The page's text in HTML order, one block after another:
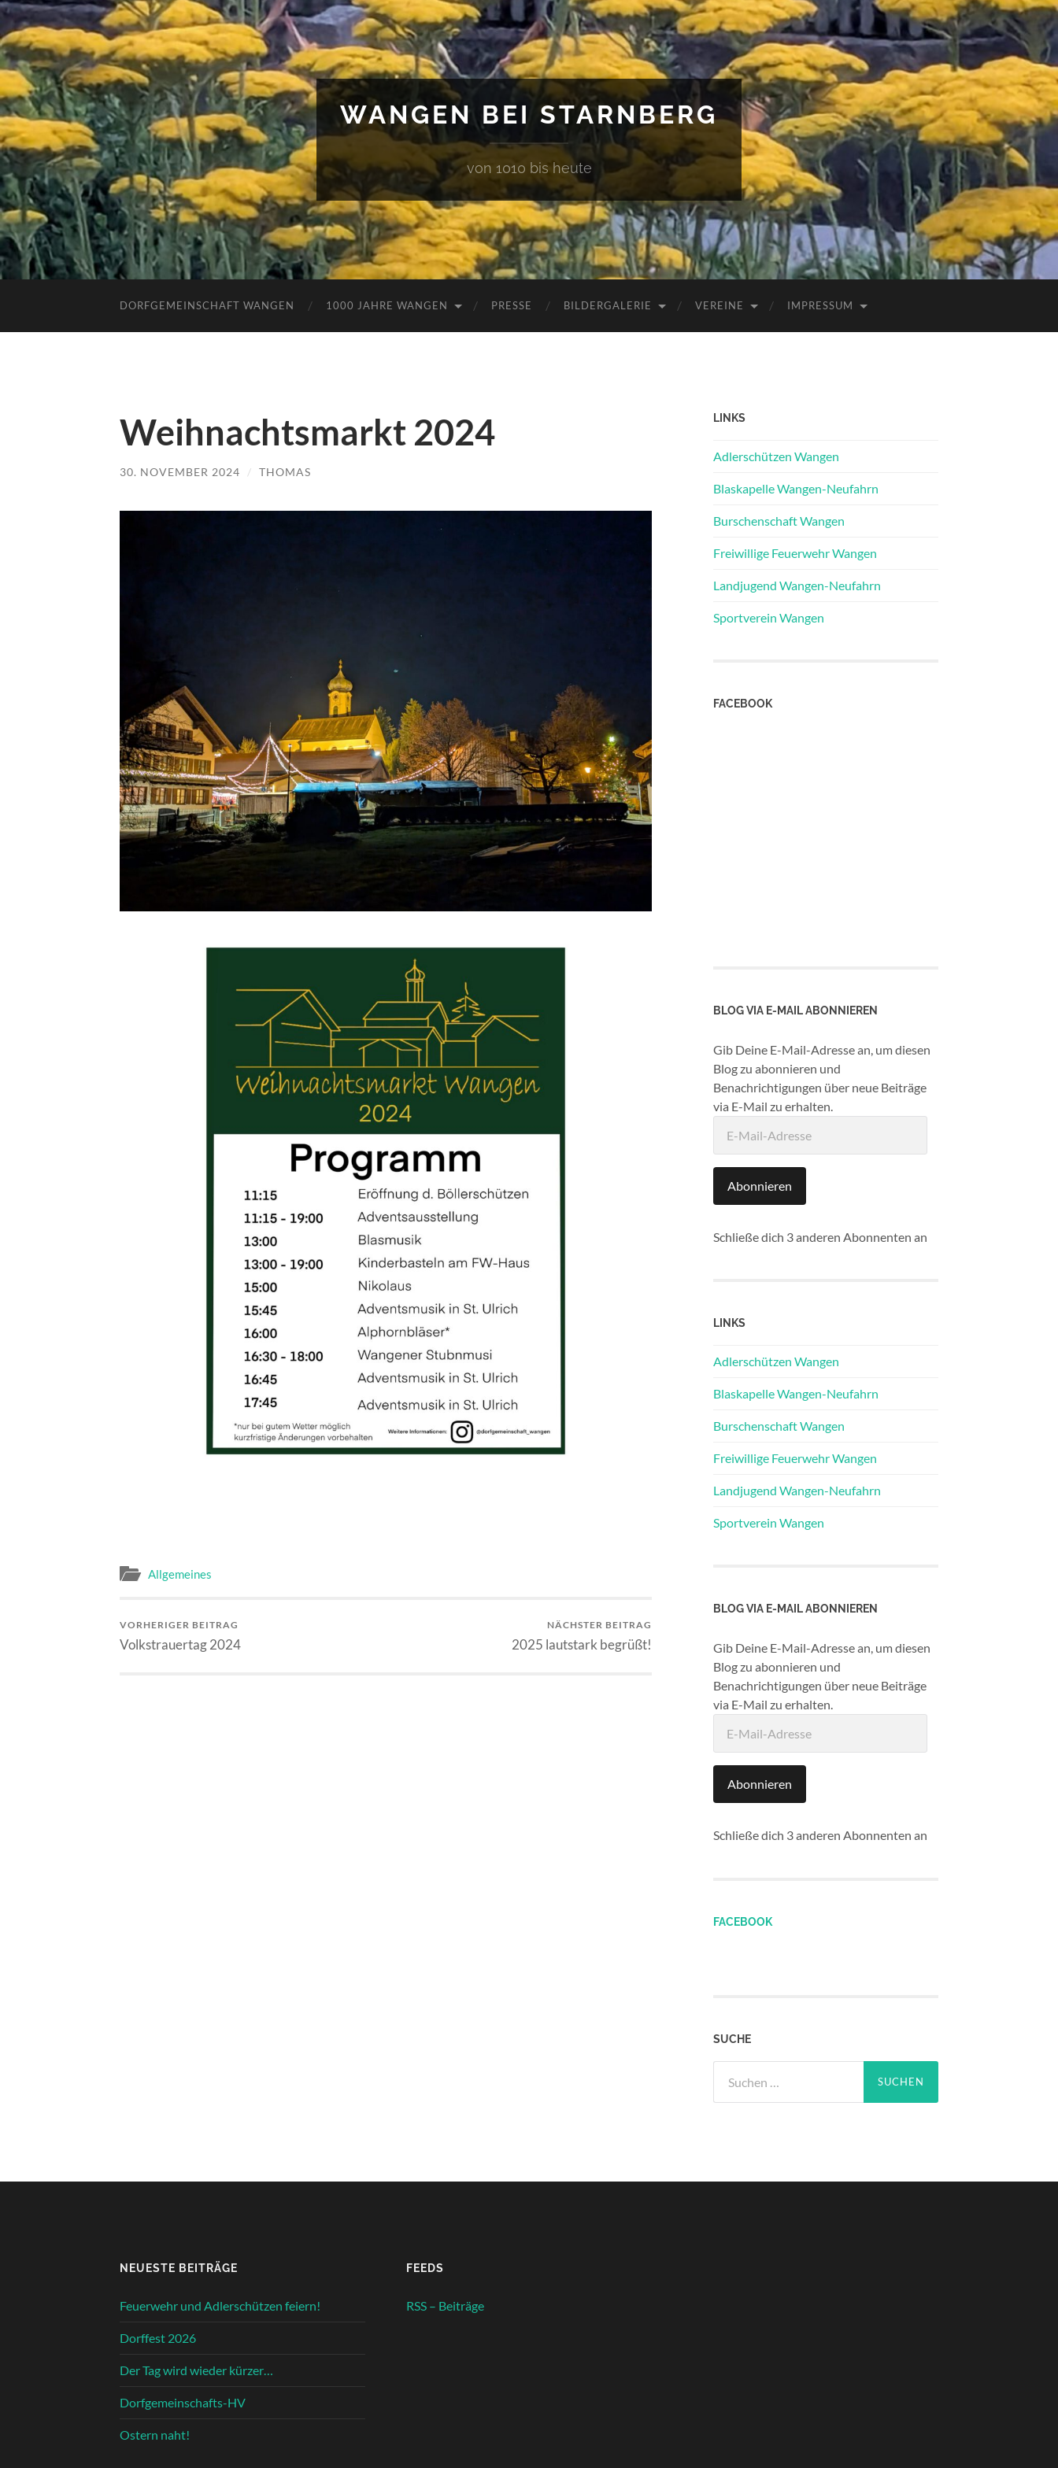
WANGEN BEI STARNBERG
von 1010 bis heute
DORFGEMEINSCHAFT WANGEN 1000 JAHRE WANGEN PRESSE BILDERGALERIE VEREINE IMPRESSUM
Weihnachtsmarkt 2024
30. NOVEMBER 2024 / THOMAS
Allgemeines
VORHERIGER BEITRAG
Volkstrauertag 2024
NÄCHSTER BEITRAG
2025 lautstark begrüßt!
LINKS
Adlerschützen Wangen
Blaskapelle Wangen-Neufahrn
Burschenschaft Wangen
Freiwillige Feuerwehr Wangen
Landjugend Wangen-Neufahrn
Sportverein Wangen
FACEBOOK
BLOG VIA E-MAIL ABONNIEREN
Gib Deine E-Mail-Adresse an, um diesen
Blog zu abonnieren und
Benachrichtigungen über neue Beiträge
via E-Mail zu erhalten.
Mail-
Abonnieren
Schließe dich 3 anderen Abonnenten an
LINKS
Adlerschützen Wangen
Blaskapelle Wangen-Neufahrn
Burschenschaft Wangen
Freiwillige Feuerwehr Wangen
Landjugend Wangen-Neufahrn
Sportverein Wangen
BLOG VIA E-MAIL ABONNIEREN
Gib Deine E-Mail-Adresse an, um diesen
Blog zu abonnieren und
Benachrichtigungen über neue Beiträge
via E-Mail zu erhalten.
Mail-
Abonnieren
Schließe dich 3 anderen Abonnenten an
FACEBOOK
SUCHE
nach:
NEUESTE BEITRÄGE
Feuerwehr und Adlerschützen feiern!
Dorffest 2026
Der Tag wird wieder kürzer…
Dorfgemeinschafts-HV
Ostern naht!
FEEDS
RSS – Beiträge